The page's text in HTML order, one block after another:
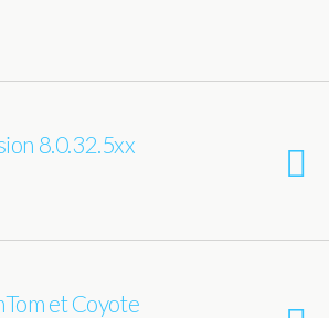
8.0.32.5xx
et Coyote